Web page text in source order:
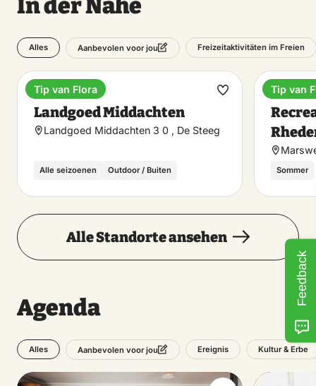
In der Nähe
Alles Aanbevolen voor jou Freizeitaktivitäten im Freien
Anwesen
Landgoed Middachten
Landgoed Middachten 3 0 , De Steeg
Alle seizoenen Outdoor / Buiten
Tip van Flora
Favorit
Sommer
Tip van
Alle Standorte ansehen
Agenda
Alles Aanbevolen voor jou Ereignis Kultur & Erbe
Feedback